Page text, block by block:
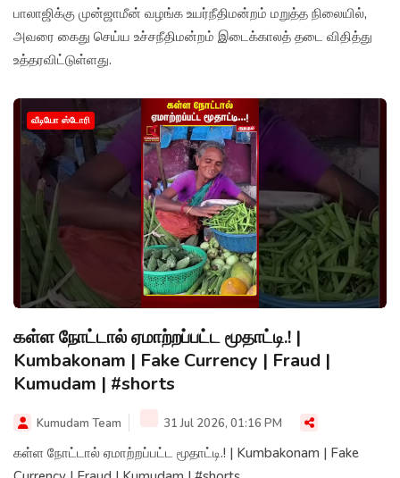
பாலாஜிக்கு முன்ஜாமீன் வழங்க உயர்நீதிமன்றம் மறுத்த நிலையில்,
அவரை கைது செய்ய உச்சநீதிமன்றம் இடைக்காலத் தடை விதித்து
உத்தரவிட்டுள்ளது.
வீடியோ ஸ்டோரி
கள்ள நோட்டால் ஏமாற்றப்பட்ட மூதாட்டி.! |
Kumbakonam | Fake Currency | Fraud |
Kumudam | #shorts
Kumudam Team 31 Jul 2026, 01:16 PM
கள்ள நோட்டால் ஏமாற்றப்பட்ட மூதாட்டி.! | Kumbakonam | Fake